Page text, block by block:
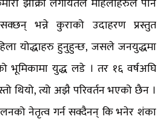
भन्ने कुराको उदाहरण प्रस्तुत
योद्धाहरु हुनुहुन्छ, जसले जनयुद्धमा
भूमिकामा युद्ध लडे । तर १६ वर्षअघि
थियो, त्यो अझै परिवर्तन भएको छैन ।
नेतृत्व गर्न सक्दैनन् कि भनेर शंका